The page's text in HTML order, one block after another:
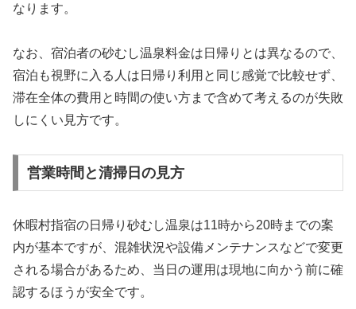
なります。
なお、宿泊者の砂むし温泉料金は日帰りとは異なるので、
宿泊も視野に入る人は日帰り利用と同じ感覚で比較せず、
滞在全体の費用と時間の使い方まで含めて考えるのが失敗
しにくい見方です。
営業時間と清掃日の見方
休暇村指宿の日帰り砂むし温泉は11時から20時までの案
内が基本ですが、混雑状況や設備メンテナンスなどで変更
される場合があるため、当日の運用は現地に向かう前に確
認するほうが安全です。